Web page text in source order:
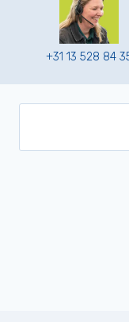
+31 13 528 84